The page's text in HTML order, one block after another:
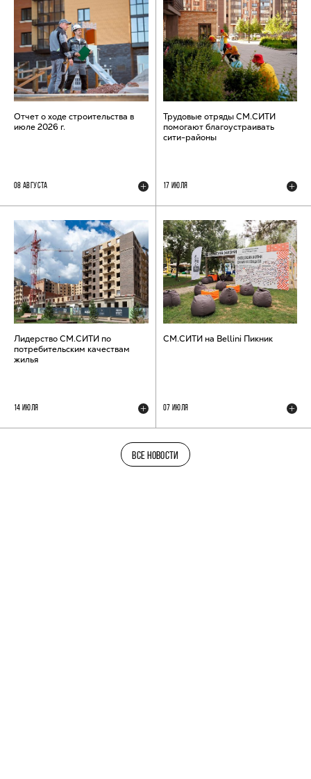
Отчет о ходе строительства в
июле 2026 г.
08 АВГУСТА
Трудовые отряды СМ.СИТИ
помогают благоустраивать
сити-районы
17 ИЮЛЯ
Лидерство СМ.СИТИ по
потребительским качествам
жилья
14 ИЮЛЯ
СМ.СИТИ на Bellini Пикник
07 ИЮЛЯ
ВСЕ НОВОСТИ